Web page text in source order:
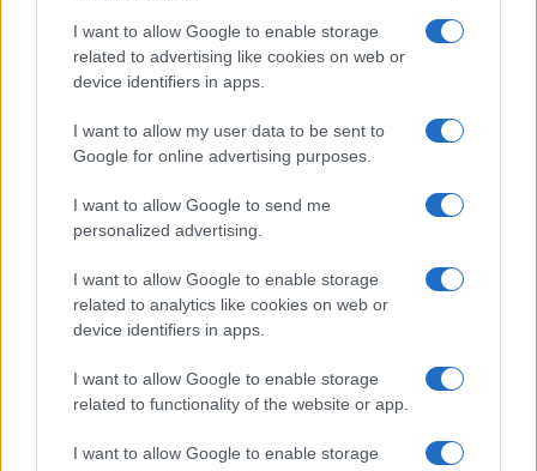
I want to allow Google to enable storage
related to advertising like cookies on web or
device identifiers in apps.
I want to allow my user data to be sent to
Google for online advertising purposes.
I want to allow Google to send me
personalized advertising.
I want to allow Google to enable storage
related to analytics like cookies on web or
device identifiers in apps.
I want to allow Google to enable storage
related to functionality of the website or app.
I want to allow Google to enable storage
PSG vs Manchester United: orario, diretta e formazione per
l’amichevole del 8 agosto 2026
CAMPIONATI E COMPETIZIONI